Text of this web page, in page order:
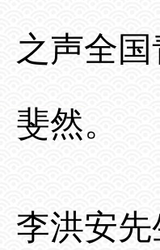
之声全
斐然。
李洪安